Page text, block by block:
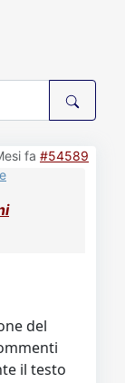
fa #54589
del
il testo